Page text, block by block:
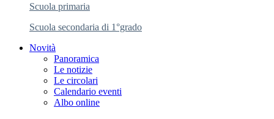
Scuola primaria
Scuola secondaria di 1°grado
Novità
Panoramica
Le notizie
Le circolari
Calendario eventi
Albo online